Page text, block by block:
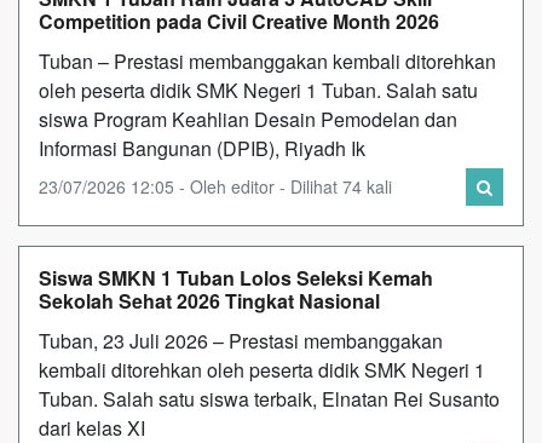
Competition pada Civil Creative Month 2026
Tuban – Prestasi membanggakan kembali ditorehkan
oleh peserta didik SMK Negeri 1 Tuban. Salah satu
siswa Program Keahlian Desain Pemodelan dan
Informasi Bangunan (DPIB), Riyadh Ik
23/07/2026 12:05 - Oleh editor - Dilihat 74 kali
Siswa SMKN 1 Tuban Lolos Seleksi Kemah
Sekolah Sehat 2026 Tingkat Nasional
Tuban, 23 Juli 2026 – Prestasi membanggakan
kembali ditorehkan oleh peserta didik SMK Negeri 1
Tuban. Salah satu siswa terbaik, Elnatan Rei Susanto
dari kelas XI